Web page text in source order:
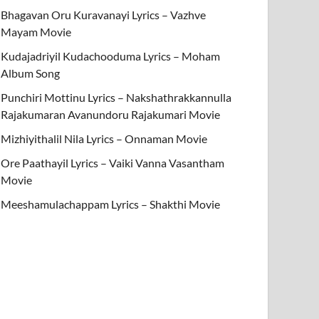
Bhagavan Oru Kuravanayi Lyrics – Vazhve
Mayam Movie
Kudajadriyil Kudachooduma Lyrics – Moham
Album Song
Punchiri Mottinu Lyrics – Nakshathrakkannulla
Rajakumaran Avanundoru Rajakumari Movie
Mizhiyithalil Nila Lyrics – Onnaman Movie
Ore Paathayil Lyrics – Vaiki Vanna Vasantham
Movie
Meeshamulachappam Lyrics – Shakthi Movie